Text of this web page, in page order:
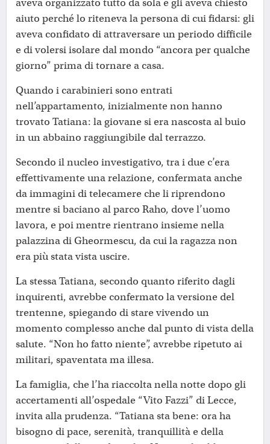
aiuto perché lo riteneva la persona di cui fidarsi: gli
aveva confidato di attraversare un periodo difficile
e di volersi isolare dal mondo “ancora per qualche
giorno” prima di tornare a casa.
Quando i carabinieri sono entrati
nell’appartamento, inizialmente non hanno
trovato Tatiana: la giovane si era nascosta al buio
in un abbaino raggiungibile dal terrazzo.
Secondo il nucleo investigativo, tra i due c’era
effettivamente una relazione, confermata anche
da immagini di telecamere che li riprendono
mentre si baciano al parco Raho, dove l’uomo
lavora, e poi mentre rientrano insieme nella
palazzina di Gheormescu, da cui la ragazza non
era più stata vista uscire.
La stessa Tatiana, secondo quanto riferito dagli
inquirenti, avrebbe confermato la versione del
trentenne, spiegando di stare vivendo un
momento complesso anche dal punto di vista della
salute. “Non ho fatto niente”, avrebbe ripetuto ai
militari, spaventata ma illesa.
La famiglia, che l’ha riaccolta nella notte dopo gli
accertamenti all’ospedale “Vito Fazzi” di Lecce,
invita alla prudenza. “Tatiana sta bene: ora ha
bisogno di pace, serenità, tranquillità e della